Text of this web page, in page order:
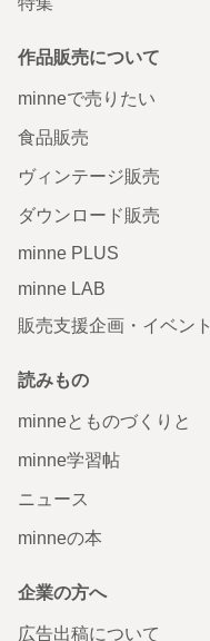
作品販売について
minneで売りたい
食品販売
ヴィンテージ販売
ダウンロード販売
minne PLUS
minne LAB
販売支援企画・イベント
読みもの
minneとものづくりと
minne学習帖
ニュース
minneの本
企業の方へ
広告出稿について